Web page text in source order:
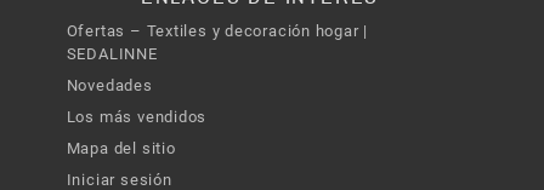
Ofertas – Textiles y decoración hogar |
SEDALINNE
Novedades
Los más vendidos
Mapa del sitio
Iniciar sesión